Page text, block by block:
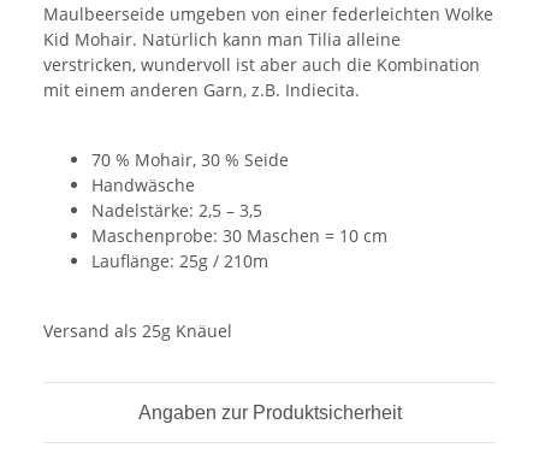
Maulbeerseide umgeben von einer federleichten Wolke
Kid Mohair. Natürlich kann man Tilia alleine
verstricken, wundervoll ist aber auch die Kombination
mit einem anderen Garn, z.B. Indiecita.
70 % Mohair, 30 % Seide
Handwäsche
Nadelstärke: 2,5 – 3,5
Maschenprobe: 30 Maschen = 10 cm
Lauflänge: 25g / 210m
Versand als 25g Knäuel
Angaben zur Produktsicherheit